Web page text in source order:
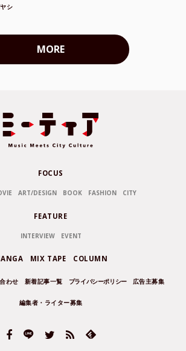
シ
MORE
FOCUS
ART/DESIGN BOOK FASHION CITY
FEATURE
INTERVIEW EVENT
MIX TAPE COLUMN
わせ 新着記事一覧 プライバシーポリシー 広告主募集
編集者・ライター募集